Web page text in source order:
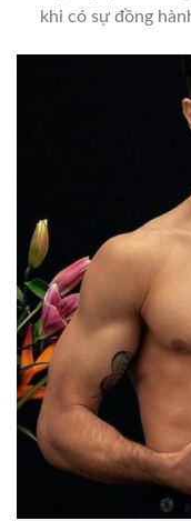
khi có sự đồng